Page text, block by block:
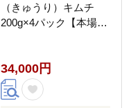
（きゅうり）キムチ
200g×4パック【本場の
漬物 ピリ辛】
(H104132)
34,000円